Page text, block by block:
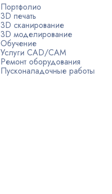
Портфолио
3D печать
3D сканирование
3D моделирование
Обучение
Услуги CAD/CAM
Ремонт оборудования
Пусконаладочные работы